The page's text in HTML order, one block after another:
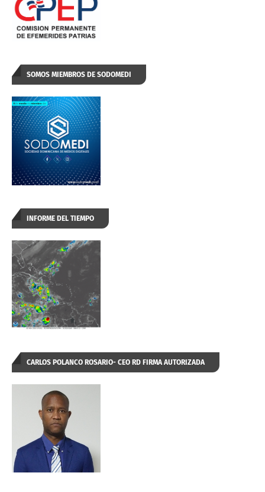
SOMOS MIEMBROS DE SODOMEDI
INFORME DEL TIEMPO
CARLOS POLANCO ROSARIO- CEO RD FIRMA AUTORIZADA